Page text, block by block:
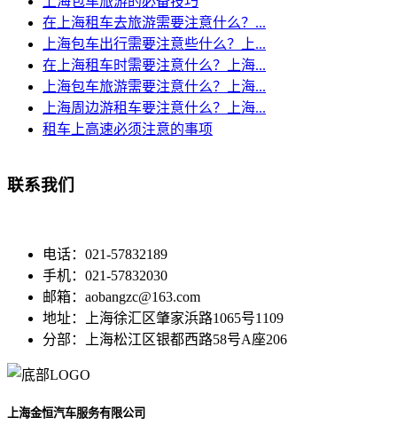
在上海租车去旅游需要注意什么？...
上海包车出行需要注意些什么？上...
在上海租车时需要注意什么？上海...
上海包车旅游需要注意什么？上海...
上海周边游租车要注意什么？上海...
租车上高速必须注意的事项
联系我们
电话：021-57832189
手机：021-57832030
邮箱：aobangzc@163.com
地址：上海徐汇区肇家浜路1065号1109
分部：上海松江区银都西路58号A座206
上海金恒汽车服务有限公司